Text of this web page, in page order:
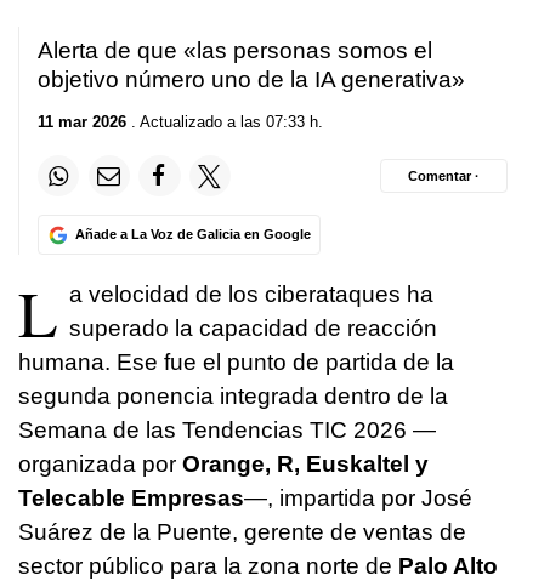
Alerta de que «las personas somos el
objetivo número uno de la IA generativa»
11 mar 2026 . Actualizado a las 07:33 h.
Añade a La Voz de Galicia en Google
Comentar ·
L a velocidad de los ciberataques ha
superado la capacidad de reacción
humana. Ese fue el punto de partida de la
segunda ponencia integrada dentro de la
Semana de las Tendencias TIC 2026 —
organizada por Orange, R, Euskaltel y
Telecable Empresas—, impartida por José
Suárez de la Puente, gerente de ventas de
sector público para la zona norte de Palo Alto